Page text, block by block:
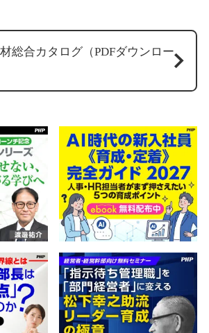
総合カタログ（PDFダウンロー